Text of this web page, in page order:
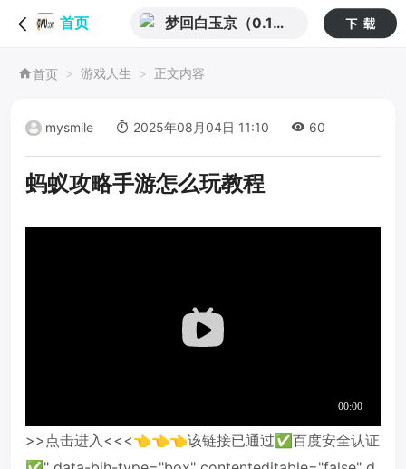
首页
梦回白玉京（0.1折
劵）
首页 游戏人生 正文内容
mysmile 2025年08月04日 11:10 60
蚂蚁攻略手游怎么玩教程
>>点击进入<<<👈👈👈该链接已通过✅百度安全认证